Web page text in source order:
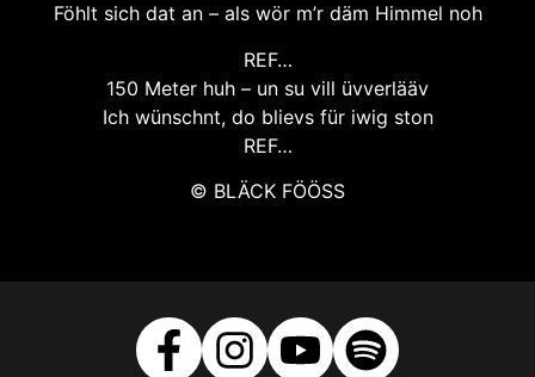
Föhlt sich dat an – als wör m’r däm Himmel noh
REF…
150 Meter huh – un su vill üvverlääv
Ich wünschnt, do blievs für iwig ston
REF…
© BLÄCK FÖÖSS